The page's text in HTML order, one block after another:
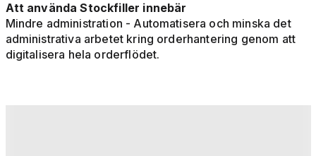
Att använda Stockfiller innebär
Mindre administration - Automatisera och minska det
administrativa arbetet kring orderhantering genom att
digitalisera hela orderflödet.